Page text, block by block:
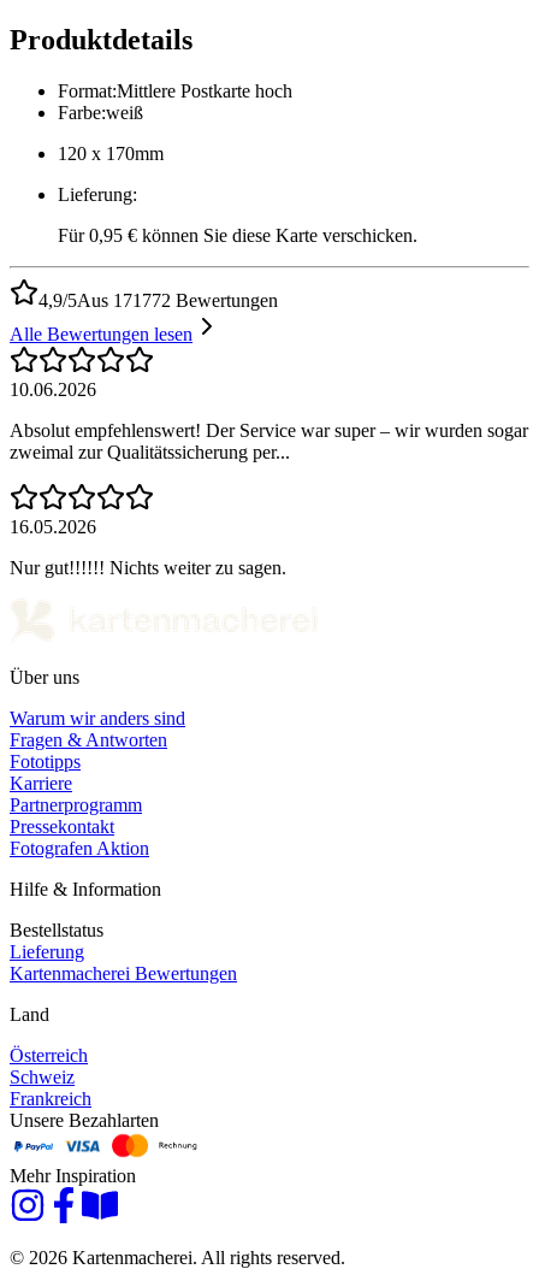
Produktdetails
Format:Mittlere Postkarte hoch
Farbe:weiß
120 x 170mm
Lieferung:
Für 0,95 € können Sie diese Karte verschicken.
4,9/5Aus 171772 Bewertungen
Alle Bewertungen lesen
10.06.2026
Absolut empfehlenswert! Der Service war super – wir wurden sogar
zweimal zur Qualitätssicherung per...
16.05.2026
Nur gut!!!!!! Nichts weiter zu sagen.
Über uns
Warum wir anders sind
Fragen & Antworten
Fototipps
Karriere
Partnerprogramm
Pressekontakt
Fotografen Aktion
Hilfe & Information
Bestellstatus
Lieferung
Kartenmacherei Bewertungen
Land
Österreich
Schweiz
Frankreich
Unsere Bezahlarten
Mehr Inspiration
© 2026 Kartenmacherei. All rights reserved.